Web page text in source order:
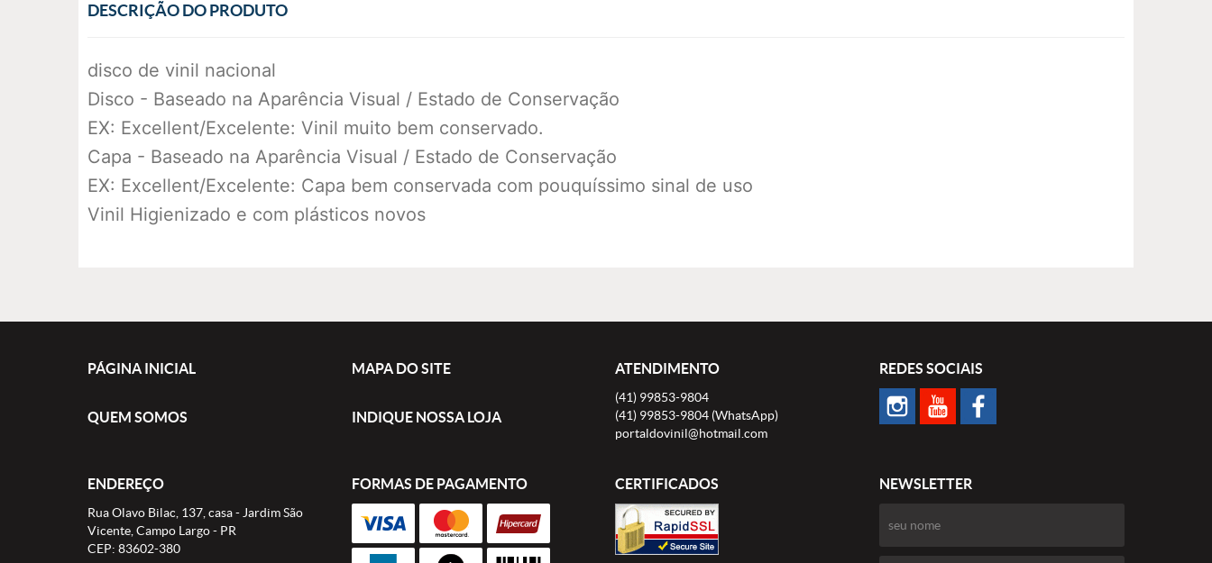
DESCRIÇÃO DO PRODUTO
disco de vinil nacional
Disco - Baseado na Aparência Visual / Estado de Conservação
EX: Excellent/Excelente: Vinil muito bem conservado.
Capa - Baseado na Aparência Visual / Estado de Conservação
EX: Excellent/Excelente: Capa bem conservada com pouquíssimo sinal de uso
Vinil Higienizado e com plásticos novos
PÁGINA INICIAL MAPA DO SITE
QUEM SOMOS INDIQUE NOSSA LOJA
ATENDIMENTO
(41) 99853-9804
(41) 99853-9804 (WhatsApp)
portaldovinil@hotmail.com
REDES SOCIAIS
ENDEREÇO
Rua Olavo Bilac, 137, casa- Jardim São
Vicente, Campo Largo- PR
CEP: 83602-380
FORMAS DE PAGAMENTO CERTIFICADOS NEWSLETTER